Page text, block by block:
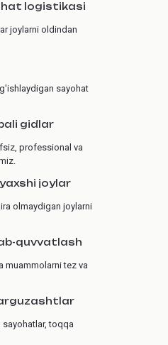
logistikasi
joylarni oldindan
sayohat
gidlar
professional va
joylar
olmaydigan joylarni
quvvatlash
muammolarni tez va
sayohatlar, toqqa